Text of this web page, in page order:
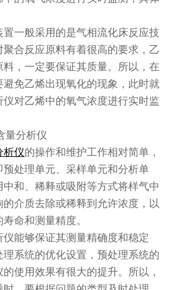
置一般采用的是气相流化床反应技
合反应原料有着很高的要求，乙
，一定要保证其质量。所以，在
免乙烯出现氧化的现象，此时就
对乙烯中的氧气浓度进行实时监
析仪的操作和维护工作相对简单，
处理单元、采样单元和分析单
和、稀释或吸附等方式将样气中
介质去除或稀释到允许浓度，以
命和测量精度。
能够保证其测量精确度和稳定
系统的优化设置，预处理系统的
使用效果有很大的提升。所以，